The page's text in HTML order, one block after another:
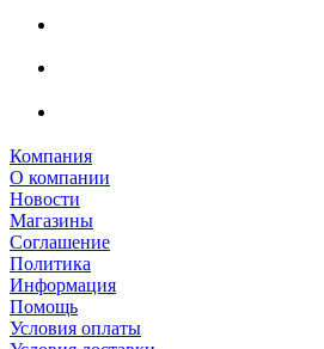
Компания
О компании
Новости
Магазины
Соглашение
Политика
Информация
Помощь
Условия оплаты